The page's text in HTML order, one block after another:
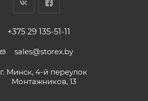
+375 29 135-51-11
sales@storex.by
г. Минск, 4-й переулок
Монтажников, 13